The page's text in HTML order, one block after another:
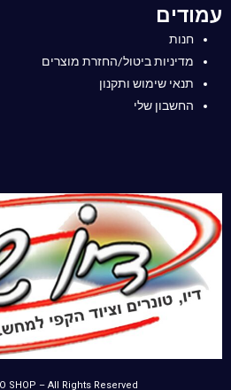
עמודים
חנות
מדיניות ביטול/החזרת מוצרים
תנאי שימוש ותקנון
החשבון שלי
SHOP – All Rights Reserved